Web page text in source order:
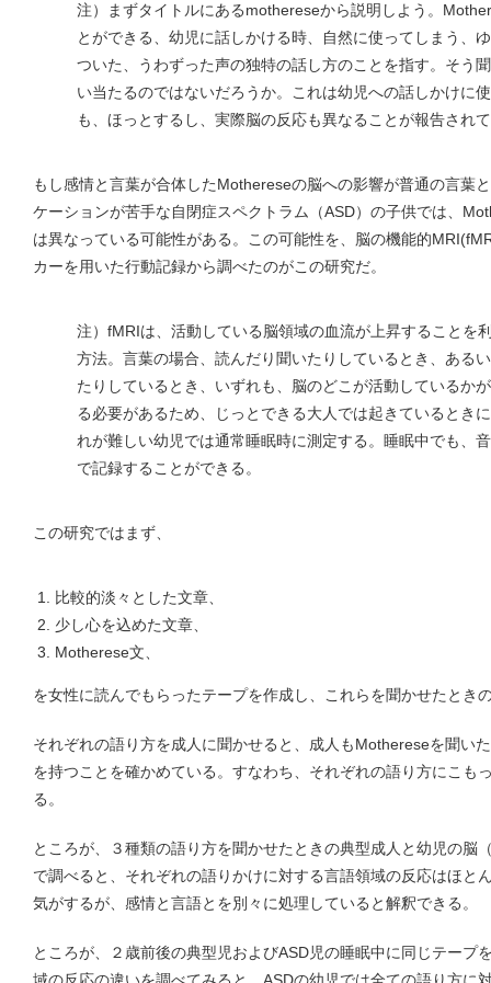
注）まずタイトルにあるmothereseから説明しよう。
とができる、幼児に話しかける時、自然に使ってしまう、
ついた、うわずった声の独特の話し方のことを指す。そう
い当たるのではないだろうか。これは幼児への話しかけに
も、ほっとするし、実際脳の反応も異なることが報告され
もし感情と言葉が合体したMothereseの脳への影響が普通の言葉
ケーションが苦手な自閉症スペクトラム（ASD）の子供では、
は異なっている可能性がある。この可能性を、脳の機能的
カーを用いた行動記録から調べたのがこの研究だ。
注）fMRIは、活動している脳領域の血流が上昇することを
方法。言葉の場合、読んだり聞いたりしているとき、ある
たりしているとき、いずれも、脳のどこが活動しているか
る必要があるため、じっとできる大人では起きているとき
れが難しい幼児では通常睡眠時に測定する。睡眠中でも、
で記録することができる。
この研究ではまず、
比較的淡々とした文章、
少し心を込めた文章、
Motherese文、
を女性に読んでもらったテープを作成し、これらを聞かせたとき
それぞれの語り方を成人に聞かせると、成人もMothereseを聞い
を持つことを確かめている。すなわち、それぞれの語り方にこも
る。
ところが、３種類の語り方を聞かせたときの典型成人と幼児の脳
で調べると、それぞれの語りかけに対する言語領域の反応はほと
気がするが、感情と言語とを別々に処理していると解釈できる。
ところが、２歳前後の典型児およびASD児の睡眠中に同じテープ